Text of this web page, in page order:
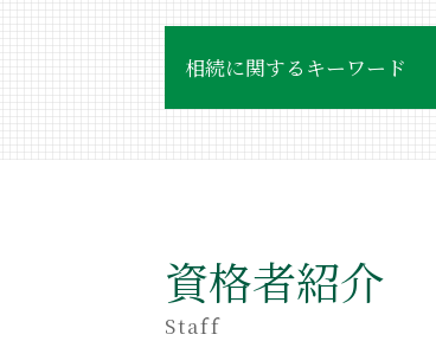
相続に関するキーワード
相続 同居長男
相続 遺贈 違い
不当利得返還請求とは
資格者紹介
Staff